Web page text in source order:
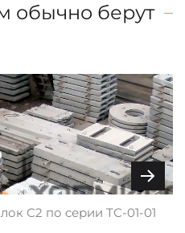
обычно берут
ТС-01-01